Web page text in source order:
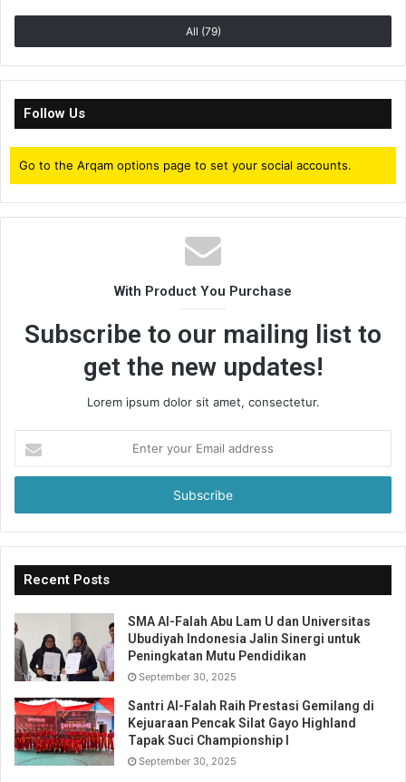
All (79)
Follow Us
Go to the Arqam options page to set your social accounts.
With Product You Purchase
Subscribe to our mailing list to
get the new updates!
Lorem ipsum dolor sit amet, consectetur.
your
Email
Recent Posts
SMA Al-Falah Abu Lam U dan Universitas
Ubudiyah Indonesia Jalin Sinergi untuk
Peningkatan Mutu Pendidikan
September 30, 2025
Santri Al-Falah Raih Prestasi Gemilang di
Kejuaraan Pencak Silat Gayo Highland
Tapak Suci Championship I
September 30, 2025